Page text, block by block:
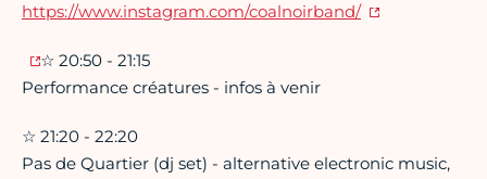
https://www.instagram.com/coalnoirband/
☆ 20:50 - 21:15
Performance créatures - infos à venir
☆ 21:20 - 22:20
Pas de Quartier (dj set) - alternative electronic music,